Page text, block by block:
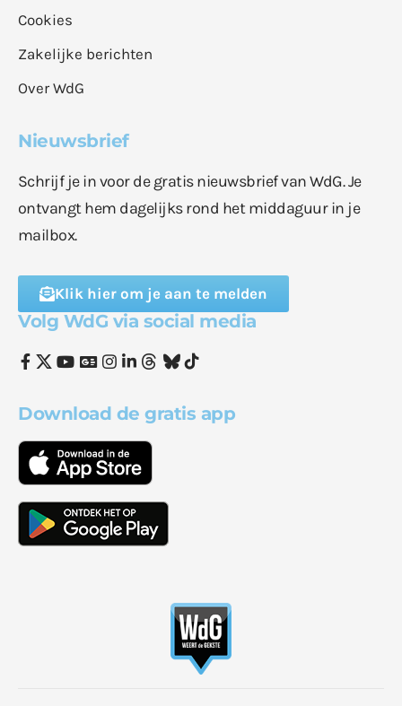
Cookies
Zakelijke berichten
Over WdG
Nieuwsbrief
Schrijf je in voor de gratis nieuwsbrief van WdG. Je
ontvangt hem dagelijks rond het middaguur in je
mailbox.
Klik hier om je aan te melden
Volg WdG via social media
Download de gratis app